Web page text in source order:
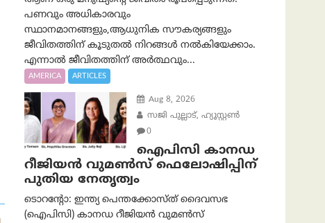
പണവും അധികാരവും
സ്ഥാനമാനങ്ങളും,ആധുനിക സൗകര്യങ്ങളും
ജീവിതത്തിന് കൂടുതൽ നിറങ്ങൾ നൽകിയേക്കാം.
എന്നാൽ ജീവിതത്തിന് അർത്ഥവും...
AMERICA ARTICLES
Aug 8, 2026
സജി പുല്ലാട്, ഹ്യൂസ്റ്റൺ
0
ഐപിസി കാനഡ
റീജിയൻ വുമൺസ് ഫെലോഷിപ്പിന്
പുതിയ നേതൃത്വം
ടൊറന്റോ: ഇന്ത്യ പെന്തക്കോസ്ത് ദൈവസഭ
(ഐപിസി) കാനഡ റീജിയൻ വുമൺസ്